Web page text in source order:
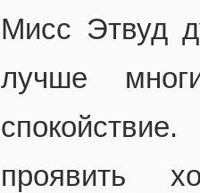
Мисс Этвуд
лучше
проявить